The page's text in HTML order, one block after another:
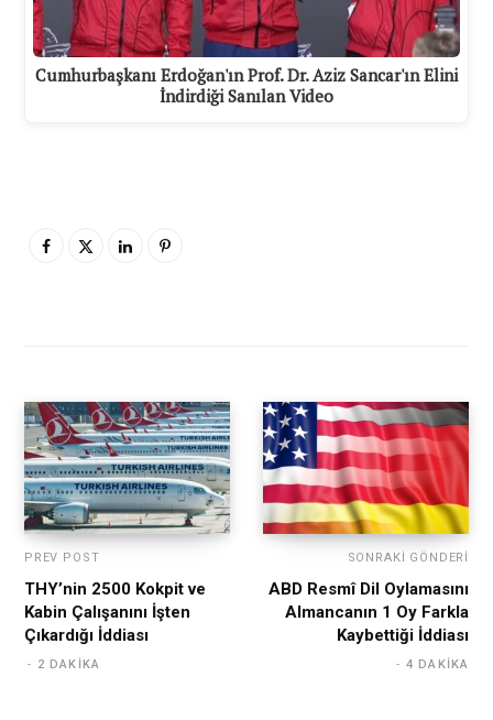
Cumhurbaşkanı Erdoğan'ın Prof. Dr. Aziz Sancar'ın Elini
İndirdiği Sanılan Video
PREV POST
THY’nin 2500 Kokpit ve
Kabin Çalışanını İşten
Çıkardığı İddiası
2 DAKIKA
SONRAKI GÖNDERI
ABD Resmî Dil Oylamasını
Almancanın 1 Oy Farkla
Kaybettiği İddiası
4 DAKIKA